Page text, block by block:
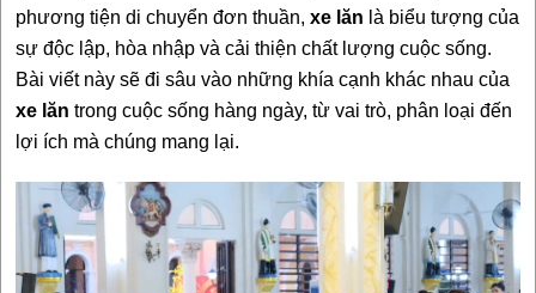
phương tiện di chuyển đơn thuần, xe lăn là biểu tượng của
sự độc lập, hòa nhập và cải thiện chất lượng cuộc sống.
Bài viết này sẽ đi sâu vào những khía cạnh khác nhau của
xe lăn trong cuộc sống hàng ngày, từ vai trò, phân loại đến
lợi ích mà chúng mang lại.